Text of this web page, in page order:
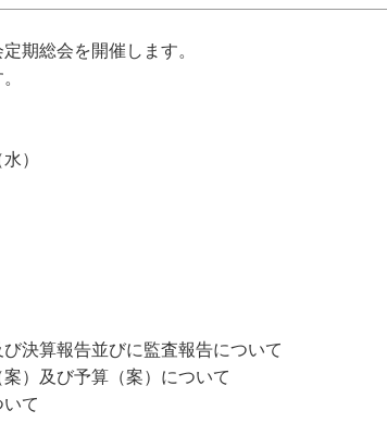
期総会を開催します。
）
決算報告並びに監査報告について
）及び予算（案）について
て